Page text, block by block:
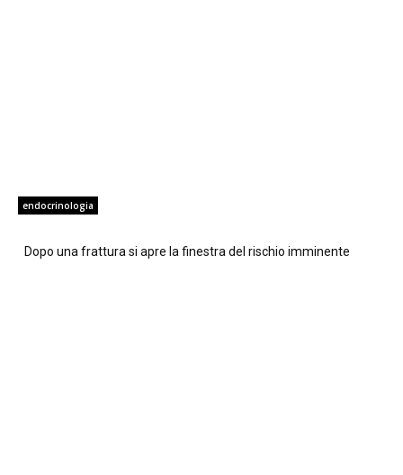
endocrinologia
Dopo una frattura si apre la finestra del rischio imminente